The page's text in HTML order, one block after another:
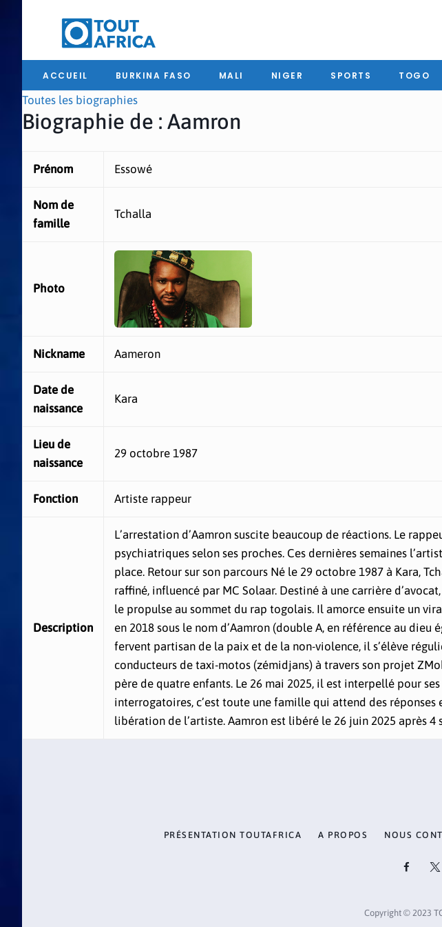
ACCUEIL BURKINA FASO MALI NIGER SPORTS TOGO
Toutes les biographies
Biographie de : Aamron
Prénom Essowé
Nom de
famille
Tchalla
Photo
Nickname Aameron
Date de
naissance
Kara
Lieu de
naissance
29 octobre 1987
Fonction Artiste rappeur
Description
L’arrestation d’Aamron suscite beaucoup de réactions. Le
psychiatriques selon ses proches. Ces dernières semaines
place. Retour sur son parcours Né le 29 octobre 1987 à Kara,
raffiné, influencé par MC Solaar. Destiné à une carrière
le propulse au sommet du rap togolais. Il amorce ensuite un
en 2018 sous le nom d’Aamron (double A, en référence au
fervent partisan de la paix et de la non-violence, il s’élève
conducteurs de taxi-motos (zémidjans) à travers son projet
père de quatre enfants. Le 26 mai 2025, il est interpellé pour
interrogatoires, c’est toute une famille qui attend des
libération de l’artiste. Aamron est libéré le 26 juin 2025 après
PRÉSENTATION TOUTAFRICA A PROPOS NOUS
Copyright © 2023